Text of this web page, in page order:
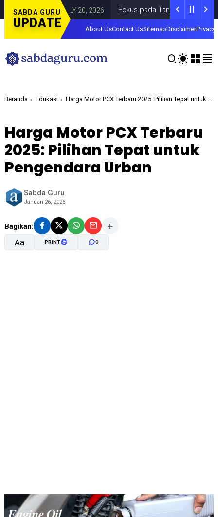
SABDA GURU
UPDATE
DAERAHJULY 20, 2026 Fokus pada Tantangan Akun Tiruan di
About UsContact UsSitemapDisclaimerPrivacy
Beranda Edukasi Harga Motor PCX Terbaru 2025: Pilihan Tepat untuk Pengendara Urban
Harga Motor PCX Terbaru
2025: Pilihan Tepat untuk
Pengendara Urban
Sabda Guru
Januari 26, 2026
Bagikan:
Aa PRINT 0